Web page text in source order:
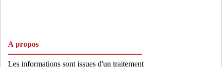
noi78- Noisy-le-roi (7 km)
nor75- Paris 10 (18 km)
A propos
Les informations sont issues d'un traitement